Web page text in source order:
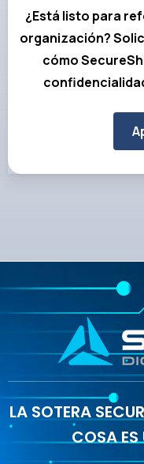
¿Está listo para
organización?
cómo
LA SOTERA
COSA